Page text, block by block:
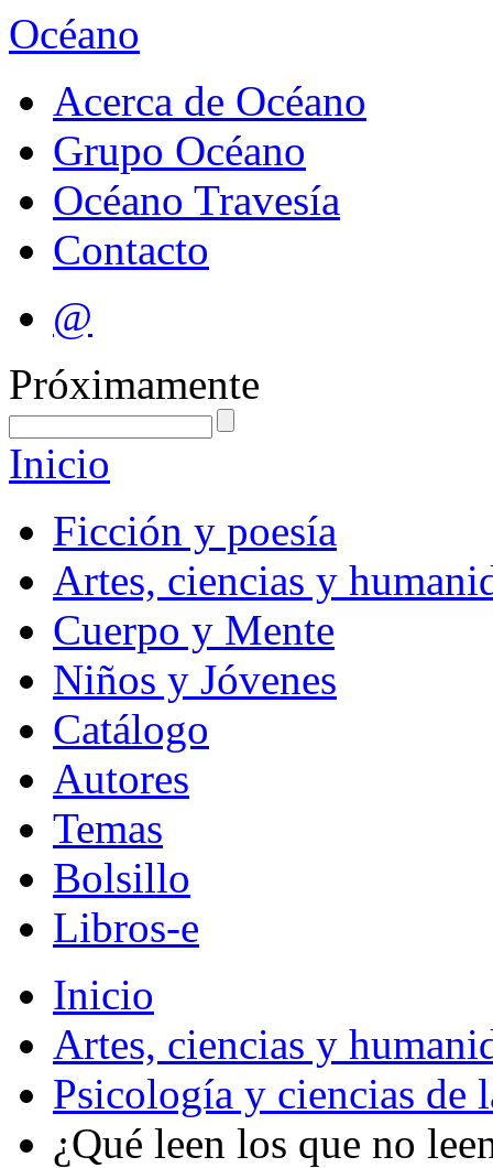
Océano
Acerca de Océano
Grupo Océano
Océano Travesía
Contacto
@
Próximamente
Inicio
Ficción y poesía
Artes, ciencias y
Cuerpo y Mente
Niños y Jóvenes
Catálogo
Autores
Temas
Bolsillo
Libros-e
Inicio
Artes, ciencias y
Psicología y ciencias de
¿Qué leen los que no